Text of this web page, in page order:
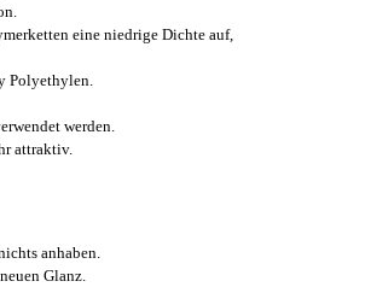
eine niedrige Dichte auf,
Polyethylen.
werden.
attraktiv.
anhaben.
Glanz.